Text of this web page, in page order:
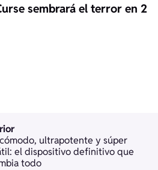
sembrará el terror en 2
ultrapotente y súper
el dispositivo definitivo que
todo